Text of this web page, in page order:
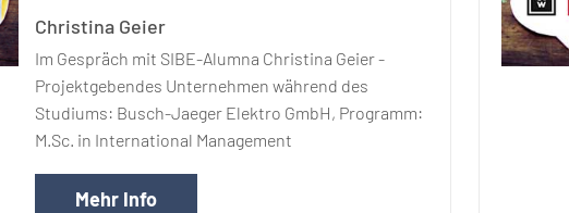
Christina Geier
Im Gespräch mit SIBE-Alumna Christina Geier -
Projektgebendes Unternehmen während des
Studiums: Busch-Jaeger Elektro GmbH, Programm:
M.Sc. in International Management
Mehr Info